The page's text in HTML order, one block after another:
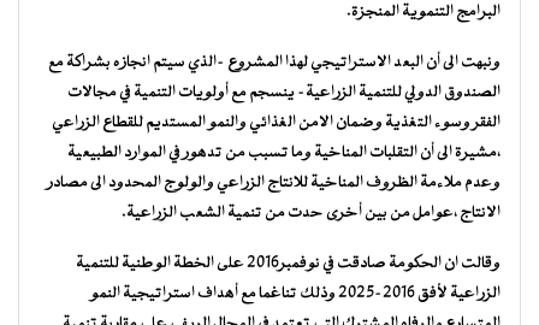
البرامج التنموية المنجزة.
ونبهت الى أن البعد الاستراتيجي لهذا المشروع -الذي سيتم انجازه بشراكة مع
الصندوق الدولي للتنمية الزراعية- ينسجم مع أولويات التنمية في مجالات
الفقر وسوء التغذية وضمان الامن الغذائي والنمو المستديم للقطاع الزراعي
،مشيرة الى أن التقلبات المناخية وما تسبب من تدهور في الموارد الطبيعية
وعدم ملاءمة الظروف المناخية للانتاج الزراعي والولوج المحدود الى مصادر
الانتاج ،عوامل من بين أخرى حدت من تنمية الشعب الزراعية.
وقالت ان الحكومة صادقت في نوفمبر2016 على الخطة الوطنية للتنمية
الزراعية لأفق 2016-2025 وذلك تناغما مع أهداف استراتيجية النمو